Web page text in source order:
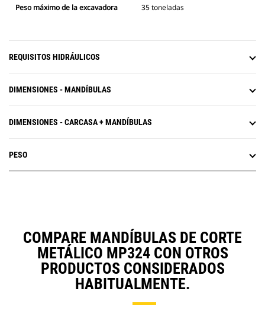
Peso máximo de la excavadora 35 toneladas
REQUISITOS HIDRÁULICOS
DIMENSIONES - MANDÍBULAS
DIMENSIONES - CARCASA + MANDÍBULAS
PESO
COMPARE MANDÍBULAS DE CORTE
METÁLICO MP324 CON OTROS
PRODUCTOS CONSIDERADOS
HABITUALMENTE.